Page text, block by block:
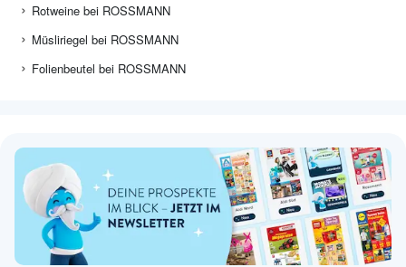
Rotweine bei ROSSMANN
Müsliriegel bei ROSSMANN
Folienbeutel bei ROSSMANN